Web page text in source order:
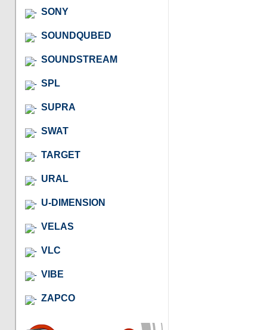
SONY
SOUNDQUBED
SOUNDSTREAM
SPL
SUPRA
SWAT
TARGET
URAL
U-DIMENSION
VELAS
VLC
VIBE
ZAPCO